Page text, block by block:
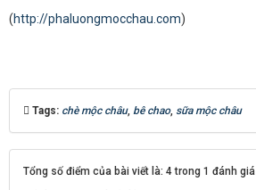
(http://phaluongmocchau.com)
Tags: chè mộc châu, bê chao, sữa mộc châu
Tổng số điểm của bài viết là: 4 trong 1 đánh giá